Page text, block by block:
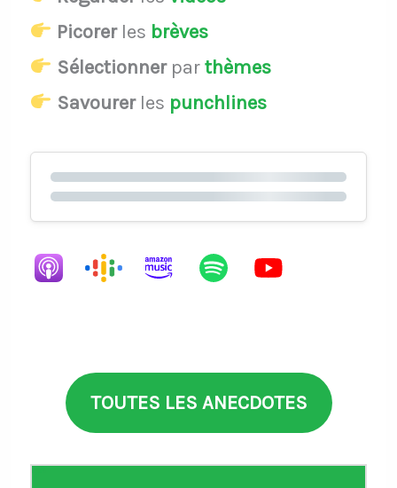
Picorerles brèves
Sélectionnerparthèmes
Savourerles punchlines
TOUTES LES ANECDOTES